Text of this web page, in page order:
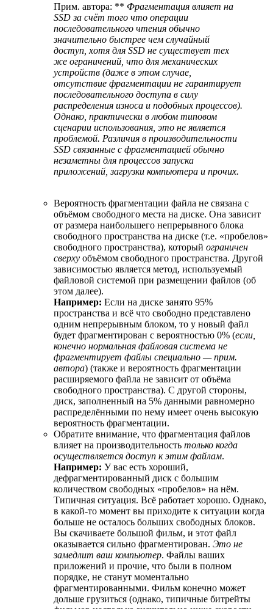
Прим. автора: ** Фрагментация влияет на
SSD за счёт того что операции
последовательного чтения обычно
значительно быстрее чем случайный
доступ, хотя для SSD не существует тех
же ограничений, что для механических
устройств (даже в этом случае,
отсутствие фрагментации не гарантирует
последовательного доступа в силу
распределения износа и подобных процессов).
Однако, практически в любом типовом
сценарии использования, это не является
проблемой. Различия в производительности
SSD связанные с фрагментацией обычно
незаметны для процессов запуска
приложений, загрузки компьютера и прочих.
Вероятность фрагментации файла не связана с
объёмом свободного места на диске. Она зависит
от размера наибольшего непрерывного блока
свободного пространства на диске (т.е. «пробелов»
свободного пространства), который ограничен
сверху объёмом свободного пространства. Другой
зависимостью является метод, используемый
файловой системой при размещении файлов (об
этом далее).
Например: Если на диске занято 95%
пространства и всё что свободно представлено
одним непрерывным блоком, то у новый файл
будет фрагментирован с вероятностью 0% (если,
конечно нормальная файловая система не
фрагментирует файлы специально — прим.
автора) (также и вероятность фрагментации
расширяемого файла не зависит от объёма
свободного пространства). С другой стороны,
диск, заполненный на 5% данными равномерно
распределёнными по нему имеет очень высокую
вероятность фрагментации.
Обратите внимание, что фрагментация файлов
влияет на производительность только когда
осуществляется доступ к этим файлам.
Например: У вас есть хороший,
дефрагментированный диск с большим
количеством свободных «пробелов» на нём.
Типичная ситуация. Всё работает хорошо. Однако,
в какой-то момент вы приходите к ситуации когда
больше не осталось больших свободных блоков.
Вы скачиваете большой фильм, и этот файл
оказывается сильно фрагментирован. Это не
замедлит ваш компьютер. Файлы ваших
приложений и прочие, что были в полном
порядке, не станут моментально
фрагментированными. Фильм конечно может
дольше грузиться (однако, типичные битрейты